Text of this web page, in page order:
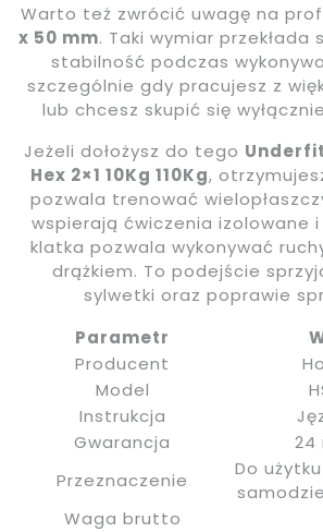
Warto też zwrócić uwagę na
x 50 mm. Taki wymiar przekłada
stabilność podczas
szczególnie gdy pracujesz z
lub chcesz skupić się
Jeżeli dołożysz do tego
Hex 2×1 10Kg 110Kg,
pozwala trenować
wspierają ćwiczenia izolowane
klatka pozwala wykonywać
drążkiem. To podejście
sylwetki oraz poprawie
Parametr
Producent
Model
Instrukcja
Gwarancja
24
Przeznaczenie
Do
Waga brutto